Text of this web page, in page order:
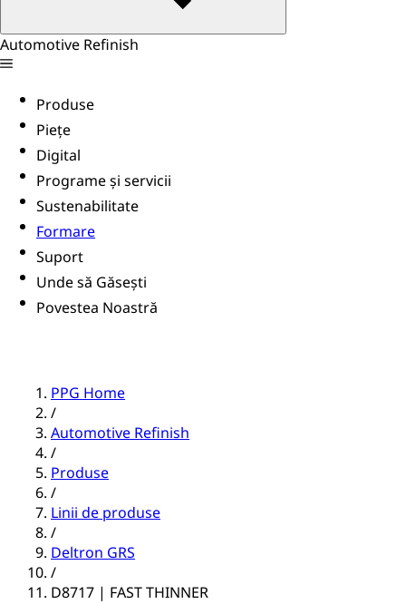
Automotive Refinish
Produse
Piețe
Digital
Programe și servicii
Sustenabilitate
Formare
Suport
Unde să Găsești
Povestea Noastră
PPG Home
/
Automotive Refinish
/
Produse
/
Linii de produse
/
Deltron GRS
/
D8717 | FAST THINNER